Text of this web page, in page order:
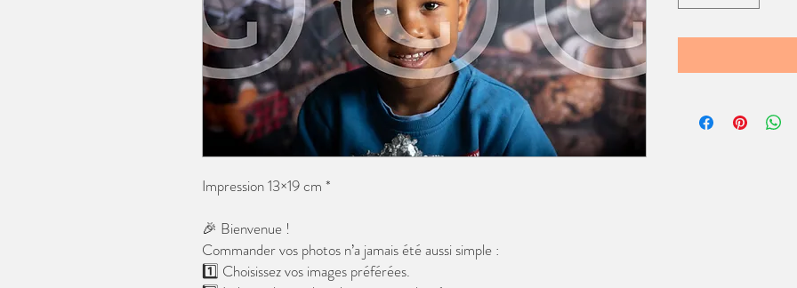
Impression 13×19 cm *
🎉 Bienvenue !
Commander vos photos n’a jamais été aussi simple :
1️⃣ Choisissez vos images préférées.